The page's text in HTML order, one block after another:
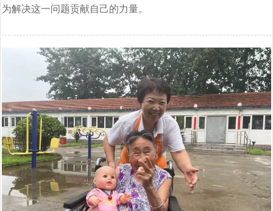
为解决这一问题贡献自己的力量。